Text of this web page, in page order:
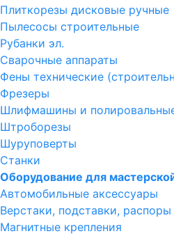
Плиткорезы дисковые ручные
Пылесосы строительные
Рубанки эл.
Сварочные аппараты
Фены технические
Фрезеры
Шлифмашины и
Штроборезы
Шуруповерты
Станки
Оборудование для
Автомобильные аксессуары
Верстаки, подставки, распоры
Магнитные крепления